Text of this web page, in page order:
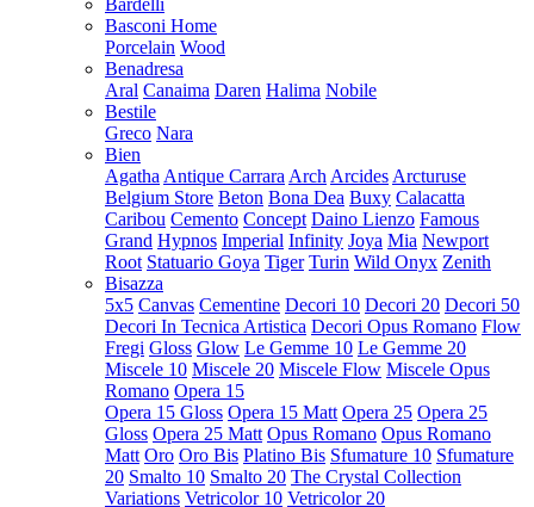
Bardelli
Basconi Home
Porcelain Wood
Benadresa
Aral Canaima Daren Halima Nobile
Bestile
Greco Nara
Bien
Agatha Antique Carrara Arch Arcides Arcturuse
Belgium Store Beton Bona Dea Buxy Calacatta
Caribou Cemento Concept Daino Lienzo Famous
Grand Hypnos Imperial Infinity Joya Mia Newport
Root Statuario Goya Tiger Turin Wild Onyx Zenith
Bisazza
5x5 Canvas Cementine Decori 10 Decori 20 Decori 50
Decori In Tecnica Artistica Decori Opus Romano Flow
Fregi Gloss Glow Le Gemme 10 Le Gemme 20
Miscele 10 Miscele 20 Miscele Flow Miscele Opus
Romano Opera 15
Opera 15 Gloss Opera 15 Matt Opera 25 Opera 25
Gloss Opera 25 Matt Opus Romano Opus Romano
Matt Oro Oro Bis Platino Bis Sfumature 10 Sfumature
20 Smalto 10 Smalto 20 The Crystal Collection
Variations Vetricolor 10 Vetricolor 20